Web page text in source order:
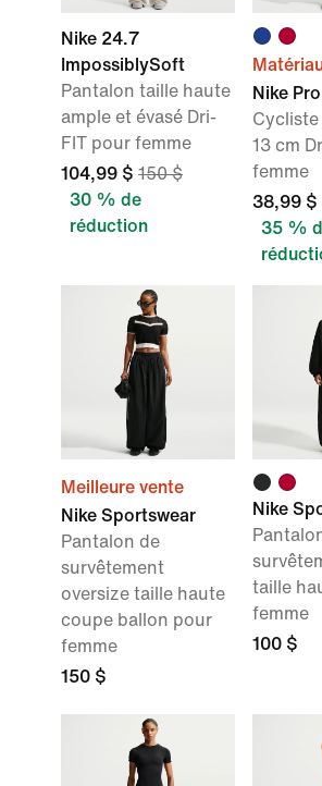
Nike 24.7
ImpossiblySoft
Pantalon taille haute
ample et évasé Dri-
FIT pour femme
104,99 $ 150 $
30 % de
réduction
Nike
13 cm
femme
38,99 $
35 %
Meilleure vente
Nike Sportswear
Pantalon de
survêtement
oversize taille haute
coupe ballon pour
femme
150 $
Nike
taille
femme
100 $